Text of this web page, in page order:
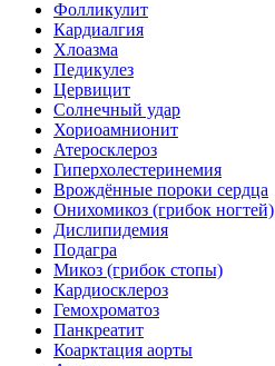
Фолликулит
Кардиалгия
Хлоазма
Педикулез
Цервицит
Солнечный удар
Хориоамнионит
Атеросклероз
Гиперхолестеринемия
Врождённые пороки сердца
Онихомикоз (грибок ногтей)
Дислипидемия
Подагра
Микоз (грибок стопы)
Кардиосклероз
Гемохроматоз
Панкреатит
Коарктация аорты